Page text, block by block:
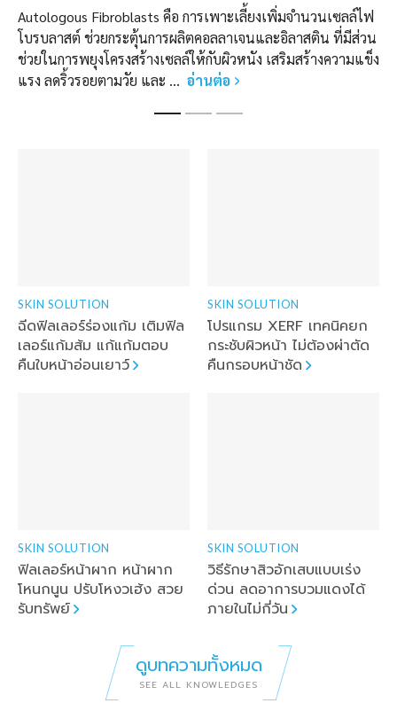
Autologous Fibroblasts คือ การเพาะเลี้ยงเพิ่มจำนวนเซลล์ไฟ
โบรบลาสต์ ช่วยกระตุ้นการผลิตคอลลาเจนและอิลาสติน ที่มีส่วน
ช่วยในการพยุงโครงสร้างเซลล์ให้กับผิวหนัง เสริมสร้างความแข็ง
แรง ลดริ้วรอยตามวัย และ ... อ่านต่อ
SKIN SOLUTION
ฉีดฟิลเลอร์ร่องแก้ม เติมฟิล
เลอร์แก้มส้ม แก้แก้มตอบ
คืนใบหน้าอ่อนเยาว์
SKIN SOLUTION
โปรแกรม XERF เทคนิคยก
กระชับผิวหน้า ไม่ต้องผ่าตัด
คืนกรอบหน้าชัด
SKIN SOLUTION
ฟิลเลอร์หน้าผาก หน้าผาก
โหนกนูน ปรับโหงวเฮ้ง สวย
รับทรัพย์
SKIN SOLUTION
วิธีรักษาสิวอักเสบแบบเร่ง
ด่วน ลดอาการบวมแดงได้
ภายในไม่กี่วัน
ดูบทความทั้งหมด
SEE ALL KNOWLEDGES